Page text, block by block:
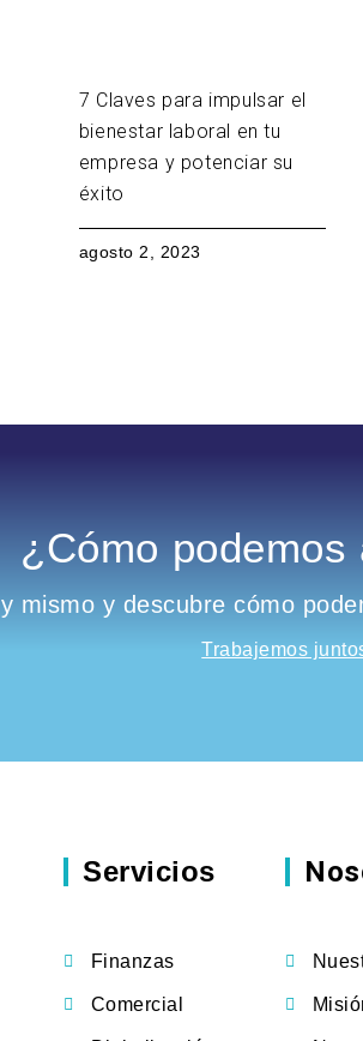
7 Claves para impulsar el
bienestar laboral en tu
empresa y potenciar su
éxito
agosto 2, 2023
¿Cómo podemos
mismo y descubre cómo
Trabajemos
Servicios
Finanzas
Comercial